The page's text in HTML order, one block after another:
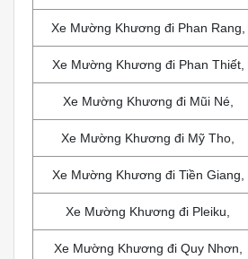
Xe Mường Khương đi Phan Rang,
Xe Mường Khương đi Phan Thiết,
Xe Mường Khương đi Mũi Né,
Xe Mường Khương đi Mỹ Tho,
Xe Mường Khương đi Tiền Giang,
Xe Mường Khương đi Pleiku,
Xe Mường Khương đi Quy Nhơn,